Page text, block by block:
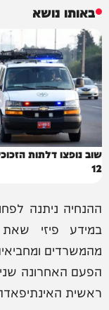
באותו נושא
שוב נופצו דלתות
12
ההנחיה ניתנה
במידע פיזי שאת
מהמשרדים
ראשית